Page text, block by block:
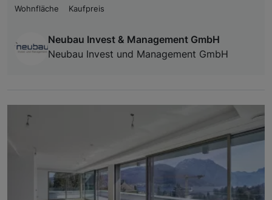
Wohnfläche
Kaufpreis
Neubau Invest & Management GmbH
Neubau Invest und Management GmbH